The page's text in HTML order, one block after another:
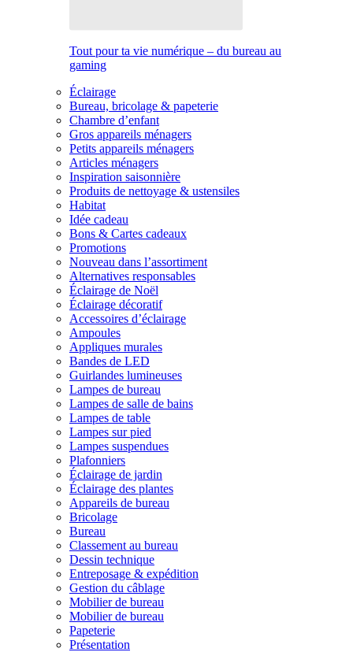
Tout pour ta vie numérique – du bureau au
gaming
Éclairage
Bureau, bricolage & papeterie
Chambre d’enfant
Gros appareils ménagers
Petits appareils ménagers
Articles ménagers
Inspiration saisonnière
Produits de nettoyage & ustensiles
Habitat
Idée cadeau
Bons & Cartes cadeaux
Promotions
Nouveau dans l’assortiment
Alternatives responsables
Éclairage de Noël
Éclairage décoratif
Accessoires d’éclairage
Ampoules
Appliques murales
Bandes de LED
Guirlandes lumineuses
Lampes de bureau
Lampes de salle de bains
Lampes de table
Lampes sur pied
Lampes suspendues
Plafonniers
Éclairage de jardin
Éclairage des plantes
Appareils de bureau
Bricolage
Bureau
Classement au bureau
Dessin technique
Entreposage & expédition
Gestion du câblage
Mobilier de bureau
Mobilier de bureau
Papeterie
Présentation